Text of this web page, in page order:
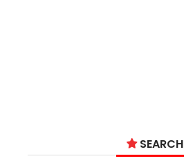
SEARCH